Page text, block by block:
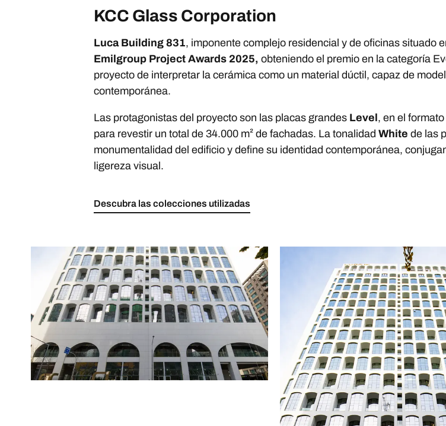
KCC Glass Corporation
Luca Building 831, imponente complejo residencial y de oficinas situado
Emilgroup Project Awards 2025, obteniendo el premio en la categoría
proyecto de interpretar la cerámica como un material dúctil, capaz de
contemporánea.
Las protagonistas del proyecto son las placas grandes Level , en el
para revestir un total de 34.000 m² de fachadas. La tonalidad White de las
monumentalidad del edificio y define su identidad contemporánea,
ligereza visual.
Descubra las colecciones utilizadas